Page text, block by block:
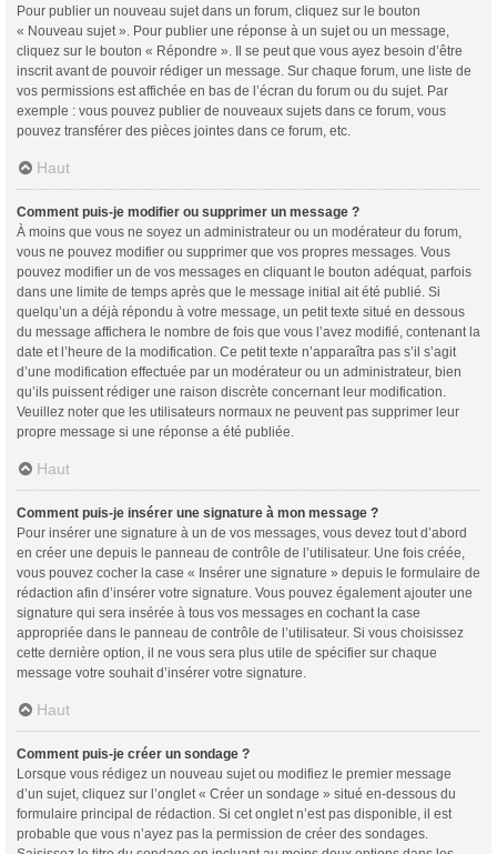
Pour publier un nouveau sujet dans un forum, cliquez sur le bouton
« Nouveau sujet ». Pour publier une réponse à un sujet ou un message,
cliquez sur le bouton « Répondre ». Il se peut que vous ayez besoin d’être
inscrit avant de pouvoir rédiger un message. Sur chaque forum, une liste de
vos permissions est affichée en bas de l’écran du forum ou du sujet. Par
exemple : vous pouvez publier de nouveaux sujets dans ce forum, vous
pouvez transférer des pièces jointes dans ce forum, etc.
Haut
Comment puis-je modifier ou supprimer un message ?
À moins que vous ne soyez un administrateur ou un modérateur du forum,
vous ne pouvez modifier ou supprimer que vos propres messages. Vous
pouvez modifier un de vos messages en cliquant le bouton adéquat, parfois
dans une limite de temps après que le message initial ait été publié. Si
quelqu’un a déjà répondu à votre message, un petit texte situé en dessous
du message affichera le nombre de fois que vous l’avez modifié, contenant la
date et l’heure de la modification. Ce petit texte n’apparaîtra pas s’il s’agit
d’une modification effectuée par un modérateur ou un administrateur, bien
qu’ils puissent rédiger une raison discrète concernant leur modification.
Veuillez noter que les utilisateurs normaux ne peuvent pas supprimer leur
propre message si une réponse a été publiée.
Haut
Comment puis-je insérer une signature à mon message ?
Pour insérer une signature à un de vos messages, vous devez tout d’abord
en créer une depuis le panneau de contrôle de l’utilisateur. Une fois créée,
vous pouvez cocher la case « Insérer une signature » depuis le formulaire de
rédaction afin d’insérer votre signature. Vous pouvez également ajouter une
signature qui sera insérée à tous vos messages en cochant la case
appropriée dans le panneau de contrôle de l’utilisateur. Si vous choisissez
cette dernière option, il ne vous sera plus utile de spécifier sur chaque
message votre souhait d’insérer votre signature.
Haut
Comment puis-je créer un sondage ?
Lorsque vous rédigez un nouveau sujet ou modifiez le premier message
d’un sujet, cliquez sur l’onglet « Créer un sondage » situé en-dessous du
formulaire principal de rédaction. Si cet onglet n’est pas disponible, il est
probable que vous n’ayez pas la permission de créer des sondages.